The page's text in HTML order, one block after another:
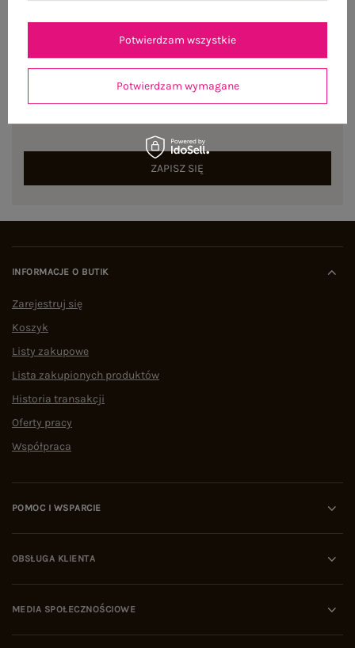
NEWSLETTER
Zapisz się do naszego newslettera i otrzymaj 15% zniżki na
ZAPISZ SIĘ
INFORMACJE O BUTIK
Zarejestruj się
Koszyk
Listy zakupowe
Lista zakupionych produktów
Historia transakcji
Oferty pracy
Współpraca
POMOC I WSPARCIE
OBSŁUGA KLIENTA
MEDIA SPOŁECZNOŚCIOWE
Potwierdzam wymagane
Potwierdzam wszystkie